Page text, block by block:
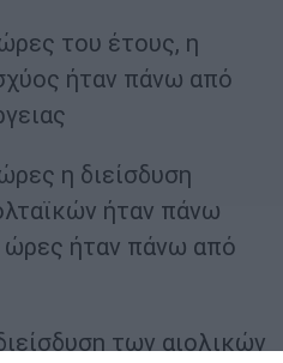
του έτους, η
ήταν πάνω από
η διείσδυση
ήταν πάνω
ώρες ήταν πάνω από
των αιολικών